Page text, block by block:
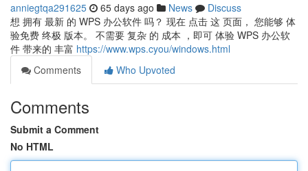
anniegtqa291625 65 days ago News
Discuss
想 拥有 最新 的 WPS 办公软件 吗？ 现在 点击 这 页面， 您能够 体
验免费 终极 版本。 不需要 复杂 的 成本 ，即可 体验 WPS 办公软
件 带来的 丰富 https://www.wps.cyou/windows.html
Comments
Who Upvoted
Comments
Submit a Comment
No HTML